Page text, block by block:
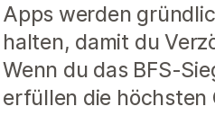
Apps werden
halten, damit du
Wenn du das BFS-
erfüllen die höchsten